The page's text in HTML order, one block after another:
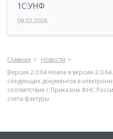
1С:УНФ
09.02.2026
Главная
Новости
Версия 2.0.64 Новое в версии
следующих документов в
соответствие с Приказом ФНС
счета-фактуры